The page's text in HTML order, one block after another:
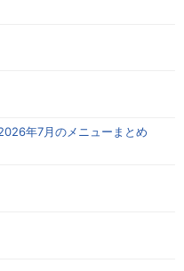
年7月のメニューまとめ